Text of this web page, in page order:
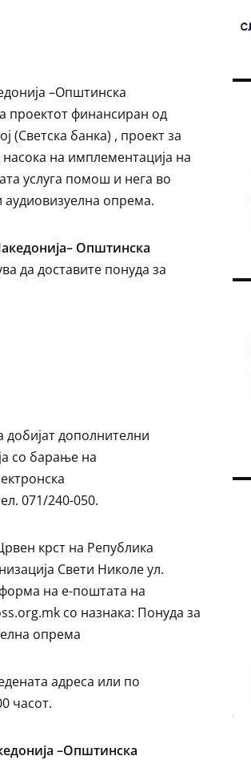
–Општинска
проектот финансиран од
(Светска банка) , проект за
на имплементација на
услуга помош и нега во
опрема.
Општинска
да доставите понуда за
дополнителни
со барање на
071/240-050.
крст на Република
Свети Николе ул.
на е-поштата на
со назнака: Понуда за
опрема
адреса или по
часот.
–Општинска